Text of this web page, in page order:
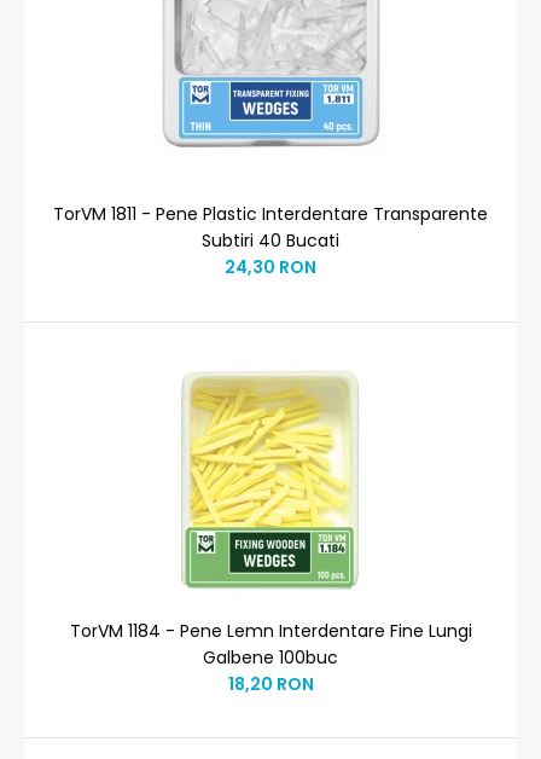
TorVM 1811 - Pene Plastic Interdentare Transparente
Subtiri 40 Bucati
24,30 RON
TorVM 1184 - Pene Lemn Interdentare Fine Lungi
Galbene 100buc
18,20 RON